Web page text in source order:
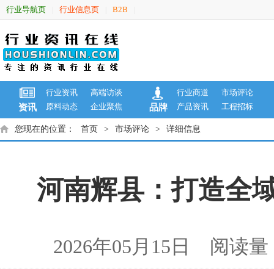
行业导航页 行业信息页 B2B
资讯
行业资讯
高端访谈
原料动态
企业聚焦 品牌
行业商道
市场评论
产品资讯
工程招标
您现在的位置： 首页 > 市场评论 > 详细信息
河南辉县：打造全
2026年05月15日 阅读